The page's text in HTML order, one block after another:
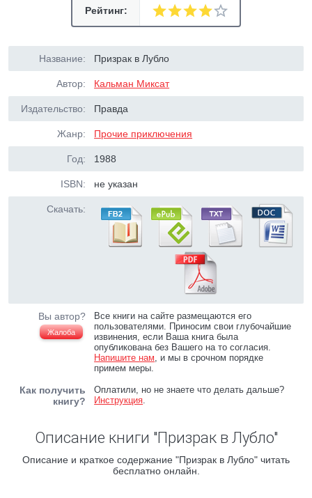
Рейтинг:
Название: Призрак в Лубло
Автор: Кальман Миксат
Издательство: Правда
Жанр: Прочие приключения
Год: 1988
ISBN: не указан
Скачать:
Вы автор?
Жалоба
Все книги на сайте размещаются его
пользователями. Приносим свои глубочайшие
извинения, если Ваша книга была
опубликована без Вашего на то согласия.
Напишите нам, и мы в срочном порядке
примем меры.
Как получить
книгу?
Оплатили, но не знаете что делать дальше?
Инструкция.
Описание книги "Призрак в Лубло"
Описание и краткое содержание "Призрак в Лубло" читать
бесплатно онлайн.